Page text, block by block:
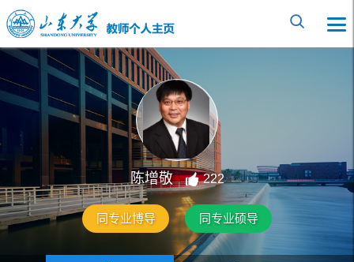
陈增敬 222
同专业博导 同专业硕导